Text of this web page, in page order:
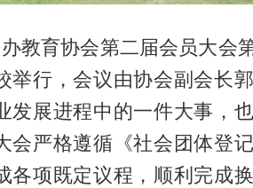
教育协会第二届会员大会
举行，会议由协会副会长
展进程中的一件大事，也
会严格遵循《社会团体登
各项既定议程，顺利完成